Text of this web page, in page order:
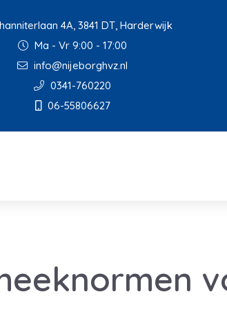
4A, 3841 DT, Harderwijk
Ma - Vr 9:00 - 17:00
info@nijeborghvz.nl
0341-760220
06-55806627